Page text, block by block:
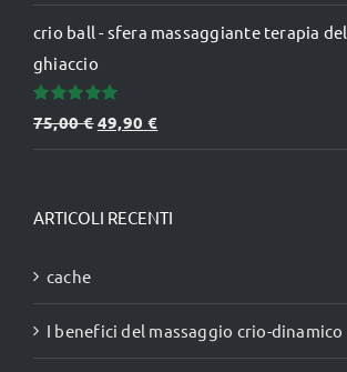
crio ball - sfera massaggiante terapia del
ghiaccio
Valutato
5.00su 5
75,00€Il
prezzo
era:
49,90€
prezzo
è:
ARTICOLI RECENTI
cache
I benefici del massaggio crio-dinamico